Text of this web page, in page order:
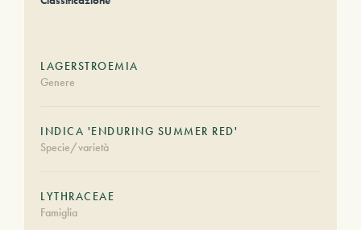
LAGERSTROEMIA
Genere
INDICA 'ENDURING SUMMER RED'
Specie/varietà
LYTHRACEAE
Famiglia